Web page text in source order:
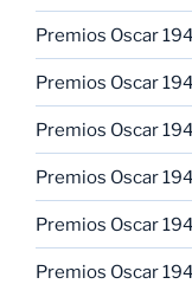
Premios Oscar
Premios Oscar
Premios Oscar
Premios Oscar
Premios Oscar
Premios Oscar